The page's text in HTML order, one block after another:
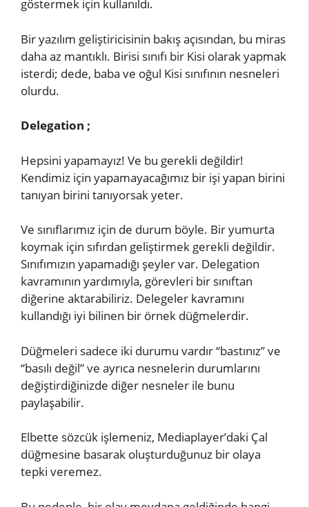
göstermek için kullanıldı.
Bir yazılım geliştiricisinin bakış açısından, bu miras
daha az mantıklı. Birisi sınıfı bir Kisi olarak yapmak
isterdi; dede, baba ve oğul Kisi sınıfının nesneleri
olurdu.
Delegation ;
Hepsini yapamayız! Ve bu gerekli değildir!
Kendimiz için yapamayacağımız bir işi yapan birini
tanıyan birini tanıyorsak yeter.
Ve sınıflarımız için de durum böyle. Bir yumurta
koymak için sıfırdan geliştirmek gerekli değildir.
Sınıfımızın yapamadığı şeyler var. Delegation
kavramının yardımıyla, görevleri bir sınıftan
diğerine aktarabiliriz. Delegeler kavramını
kullandığı iyi bilinen bir örnek düğmelerdir.
Düğmeleri sadece iki durumu vardır “bastınız” ve
“basılı değil” ve ayrıca nesnelerin durumlarını
değiştirdiğinizde diğer nesneler ile bunu
paylaşabilir.
Elbette sözcük işlemeniz, Mediaplayer’daki Çal
düğmesine basarak oluşturduğunuz bir olaya
tepki veremez.